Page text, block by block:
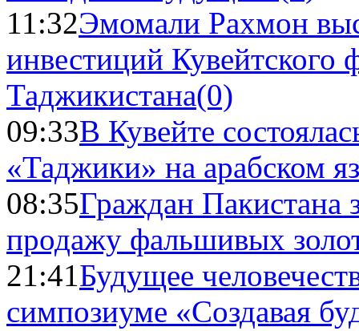
11:32Эмомали Рахмон
инвестиций Кувейтского
Таджикистана(0)
09:33В Кувейте
«Таджики» на арабском
08:35Граждан Пакистана
продажу фальшивых
21:41Будущее
симпозиуме «Создавая